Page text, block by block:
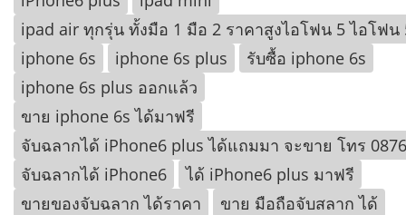
ipad air ทุกรุ่น ทั้งมือ 1 มือ 2 ราคาสูงไอโฟน 5 ไอโฟน
iphone 6s
iphone 6s plus
รับซื้อ iphone 6s
iphone 6s plus ออกแล้ว
ขาย iphone 6s ได้มาฟรี
จับฉลากได้ iPhone6 plus ได้แถมมา จะขาย โทร
จับฉลากได้ iPhone6
ได้ iPhone6 plus มาฟรี
ขายของจับฉลาก ได้ราคา
ขาย มือถือจับสลาก ได้